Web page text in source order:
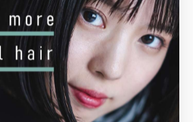
市で美髪を目指す